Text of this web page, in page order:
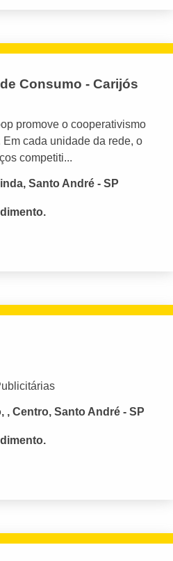
Consumo - Carijós
promove o cooperativismo
cada unidade da rede, o
competiti...
Santo André - SP
, Centro, Santo André - SP